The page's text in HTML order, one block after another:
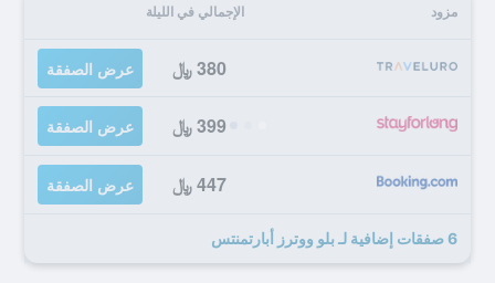
مزود الإجمالي في الليلة
380 ﷼ عرض الصفقة
399 ﷼ عرض الصفقة
447 ﷼ عرض الصفقة
6 صفقات إضافية لـ بلو ووترز أبارتمنتس